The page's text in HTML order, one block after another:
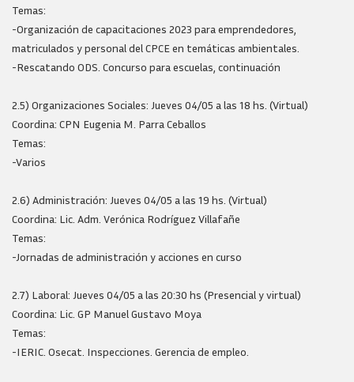
Temas:
-Organización de capacitaciones 2023 para emprendedores,
matriculados y personal del CPCE en temáticas ambientales.
-Rescatando ODS. Concurso para escuelas, continuación
2.5) Organizaciones Sociales: Jueves 04/05 a las 18 hs. (Virtual)
Coordina: CPN Eugenia M. Parra Ceballos
Temas:
-Varios
2.6) Administración: Jueves 04/05 a las 19 hs. (Virtual)
Coordina: Lic. Adm. Verónica Rodríguez Villafañe
Temas:
-Jornadas de administración y acciones en curso
2.7) Laboral: Jueves 04/05 a las 20:30 hs (Presencial y virtual)
Coordina: Lic. GP Manuel Gustavo Moya
Temas:
-IERIC. Osecat. Inspecciones. Gerencia de empleo.